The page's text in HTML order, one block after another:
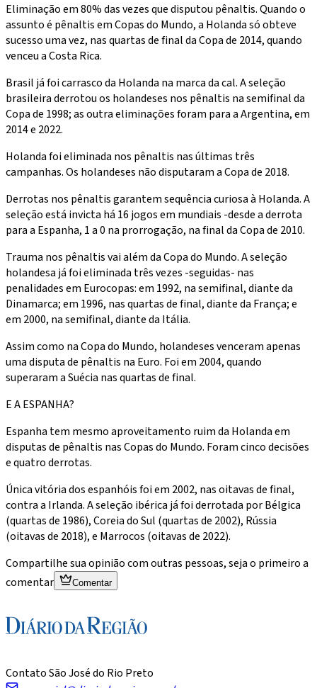
Eliminação em 80% das vezes que disputou pênaltis. Quando o
assunto é pênaltis em Copas do Mundo, a Holanda só obteve
sucesso uma vez, nas quartas de final da Copa de 2014, quando
venceu a Costa Rica.
Brasil já foi carrasco da Holanda na marca da cal. A seleção
brasileira derrotou os holandeses nos pênaltis na semifinal da
Copa de 1998; as outra eliminações foram para a Argentina, em
2014 e 2022.
Holanda foi eliminada nos pênaltis nas últimas três
campanhas. Os holandeses não disputaram a Copa de 2018.
Derrotas nos pênaltis garantem sequência curiosa à Holanda. A
seleção está invicta há 16 jogos em mundiais -desde a derrota
para a Espanha, 1 a 0 na prorrogação, na final da Copa de 2010.
Trauma nos pênaltis vai além da Copa do Mundo. A seleção
holandesa já foi eliminada três vezes -seguidas- nas
penalidades em Eurocopas: em 1992, na semifinal, diante da
Dinamarca; em 1996, nas quartas de final, diante da França; e
em 2000, na semifinal, diante da Itália.
Assim como na Copa do Mundo, holandeses venceram apenas
uma disputa de pênaltis na Euro. Foi em 2004, quando
superaram a Suécia nas quartas de final.
E A ESPANHA?
Espanha tem mesmo aproveitamento ruim da Holanda em
disputas de pênaltis nas Copas do Mundo. Foram cinco decisões
e quatro derrotas.
Única vitória dos espanhóis foi em 2002, nas oitavas de final,
contra a Irlanda. A seleção ibérica já foi derrotada por Bélgica
(quartas de 1986), Coreia do Sul (quartas de 2002), Rússia
(oitavas de 2018), e Marrocos (oitavas de 2022).
Compartilhe sua opinião com outras pessoas, seja o primeiro a
comentar
Comentar
Contato São José do Rio Preto